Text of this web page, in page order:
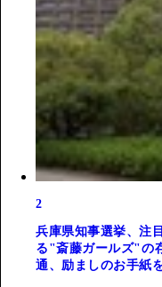
2
兵庫県知事選挙、注
る"斎藤ガールズ"の
通、励ましのお手紙